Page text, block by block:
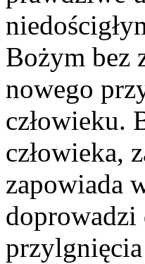
Bożym bez
nowego
człowieku.
człowieka,
zapowiada